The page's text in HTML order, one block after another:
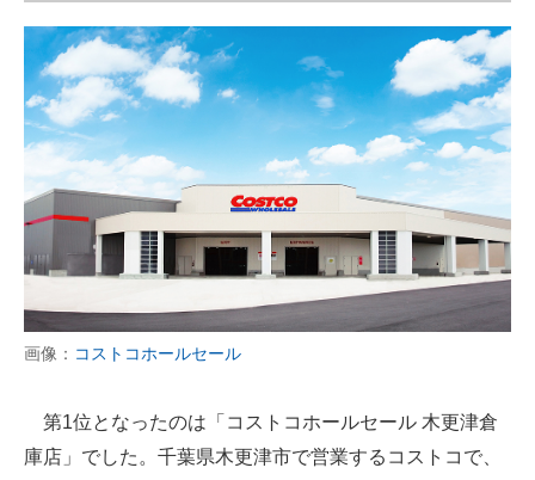
画像： コストコホールセール
第1位となったのは「コストコホールセール 木更津倉
庫店」でした。千葉県木更津市で営業するコストコで、